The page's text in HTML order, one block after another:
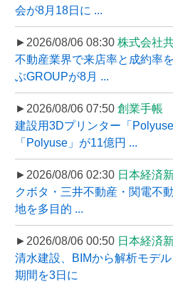
会が8月18日に ...
►2026/08/06 08:30 株式会社
不動産業界で来店率と成約率
ぶGROUPが8月 ...
►2026/08/06 07:50 創業手帳
建設用3Dプリンター「
「Polyuse」が11億円 ...
►2026/08/06 02:30 日本経済
クボタ・三井不動産・関電不
地を多目的 ...
►2026/08/06 00:50 日本経済
清水建設、BIMから解析モデ
期間を3日に